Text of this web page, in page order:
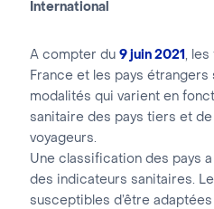
International
A compter du9 juin 2021, les
France et les pays
modalités qui varient en
sanitaire des pays tiers et
voyageurs.
Une classification des pays
des indicateurs sanitaires.
susceptibles d’être